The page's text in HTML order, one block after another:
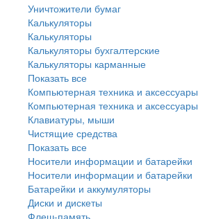
Уничтожители бумаг
Калькуляторы
Калькуляторы
Калькуляторы бухгалтерские
Калькуляторы карманные
Показать все
Компьютерная техника и аксессуары
Компьютерная техника и аксессуары
Клавиатуры, мыши
Чистящие средства
Показать все
Носители информации и батарейки
Носители информации и батарейки
Батарейки и аккумуляторы
Диски и дискеты
Флеш-память